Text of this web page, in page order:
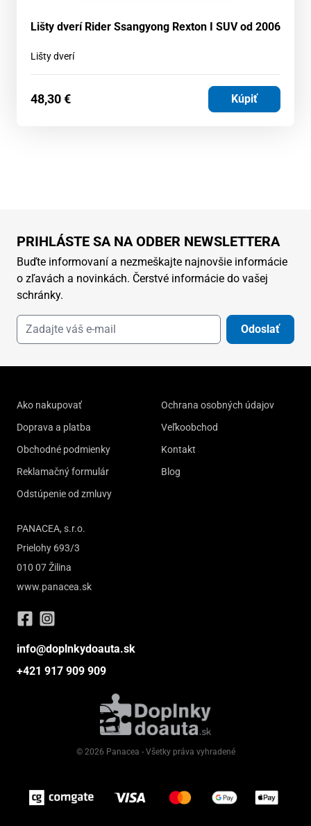
Lišty dverí Rider Ssangyong Rexton I SUV od 2006
Lišty dverí
48,30€ Kúpiť
PRIHLÁSTE SA NA ODBER NEWSLETTERA
Buďte informovaní a nezmeškajte najnovšie informácie
o zľavách a novinkách. Čerstvé informácie do vašej
schránky.
Odoslať
Ako nakupovať
Doprava a platba
Obchodné podmienky
Reklamačný formulár
Odstúpenie od zmluvy
Ochrana osobných údajov
Veľkoobchod
Kontakt
Blog
PANACEA, s.r.o.
Prielohy 693/3
010 07 Žilina
www.panacea.sk
info@doplnkydoauta.sk
+421 917 909 909
© 2026 Panacea - Všetky práva vyhradené